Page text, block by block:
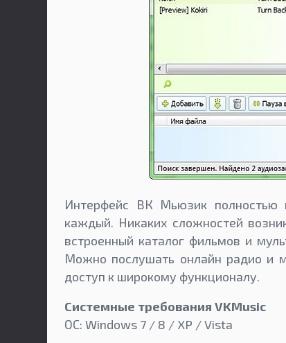
Интерфейс ВК Мьюзик полностью
каждый. Никаких сложностей
встроенный каталог фильмов и
Можно послушать онлайн радио и
доступ к широкому функционалу.
Системные требования VKMusic
ОС: Windows 7 / 8 / XP / Vista